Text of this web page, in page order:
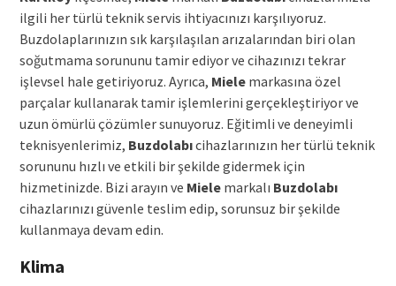
ilgili her türlü teknik servis ihtiyacınızı karşılıyoruz.
Buzdolaplarınızın sık karşılaşılan arızalarından biri olan
soğutmama sorununu tamir ediyor ve cihazınızı tekrar
işlevsel hale getiriyoruz. Ayrıca, Mielemarkasına özel
parçalar kullanarak tamir işlemlerini gerçekleştiriyor ve
uzun ömürlü çözümler sunuyoruz. Eğitimli ve deneyimli
teknisyenlerimiz, Buzdolabıcihazlarınızın her türlü teknik
sorununu hızlı ve etkili bir şekilde gidermek için
hizmetinizde. Bizi arayın ve Mielemarkalı Buzdolabı
cihazlarınızı güvenle teslim edip, sorunsuz bir şekilde
kullanmaya devam edin.
Klima